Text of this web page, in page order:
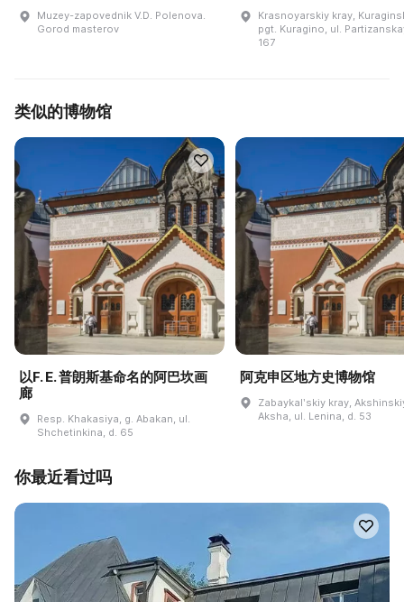
Muzey-zapovednik V.D. Polenova.
Gorod masterov
Krasnoyarskiy kray,
pgt. Kuragino, ul.
167
类似的博物馆
以F. E. 普朗斯基命名的阿巴坎画
廊
Resp. Khakasiya, g. Abakan, ul.
Shchetinkina, d. 65
阿克申区地方史博物馆
Zabaykalʹskiy kray,
Aksha, ul. Lenina, d. 53
你最近看过吗